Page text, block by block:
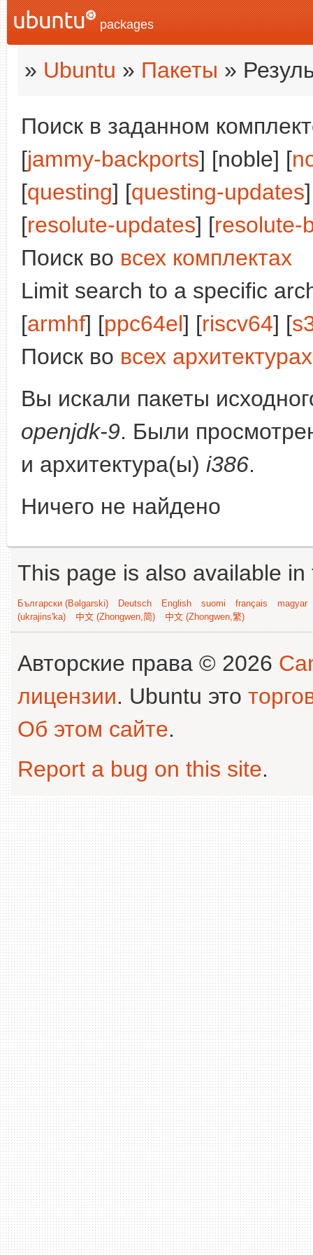
packages
» Ubuntu » Пакеты »
Поиск в заданном
[jammy-backports] [noble] [
[questing] [questing-updates
[resolute-updates] [resolute-
Поиск во всех комплектах
Limit search to a specific
[armhf] [ppc64el] [riscv64] [
Поиск во всех архитектурах
Вы искали пакеты
openjdk-9. Были
и архитектура(ы) i386.
Ничего не найдено
This page is also available
Български (Bəlgarski) Deutsch English suomi français
magyar
(ukrajins'ka)
中文 (Zhongwen,简) 中文 (Zhongwen,繁)
Авторские права © 2026
лицензии. Ubuntu это
Об этом сайте.
Report a bug on this site.